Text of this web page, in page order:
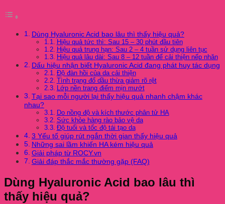
Dùng Hyaluronic Acid bao lâu thì thấy hiệu quả?
Hiệu quả tức thì: Sau 15 – 30 phút đầu tiên
Hiệu quả trung hạn: Sau 2 – 4 tuần sử dụng liên tục
Hiệu quả lâu dài: Sau 8 – 12 tuần để cải thiện nếp nhăn
Dấu hiệu nhận biết Hyaluronic Acid đang phát huy tác dụng
Độ đàn hồi của da cải thiện
Tình trạng đổ dầu thừa giảm rõ rệt
Lớp nền trang điểm mịn mướt
Tại sao mỗi người lại thấy hiệu quả nhanh chậm khác
nhau?
Do nồng độ và kích thước phân tử HA
Sức khỏe hàng rào bảo vệ da
Độ tuổi và tốc độ tái tạo da
3 Yếu tố giúp rút ngắn thời gian thấy hiệu quả
Những sai lầm khiến HA kém hiệu quả
Giải pháp từ ROCY.vn
Giải đáp thắc mắc thường gặp (FAQ)
Dùng Hyaluronic Acid bao lâu thì
thấy hiệu quả?